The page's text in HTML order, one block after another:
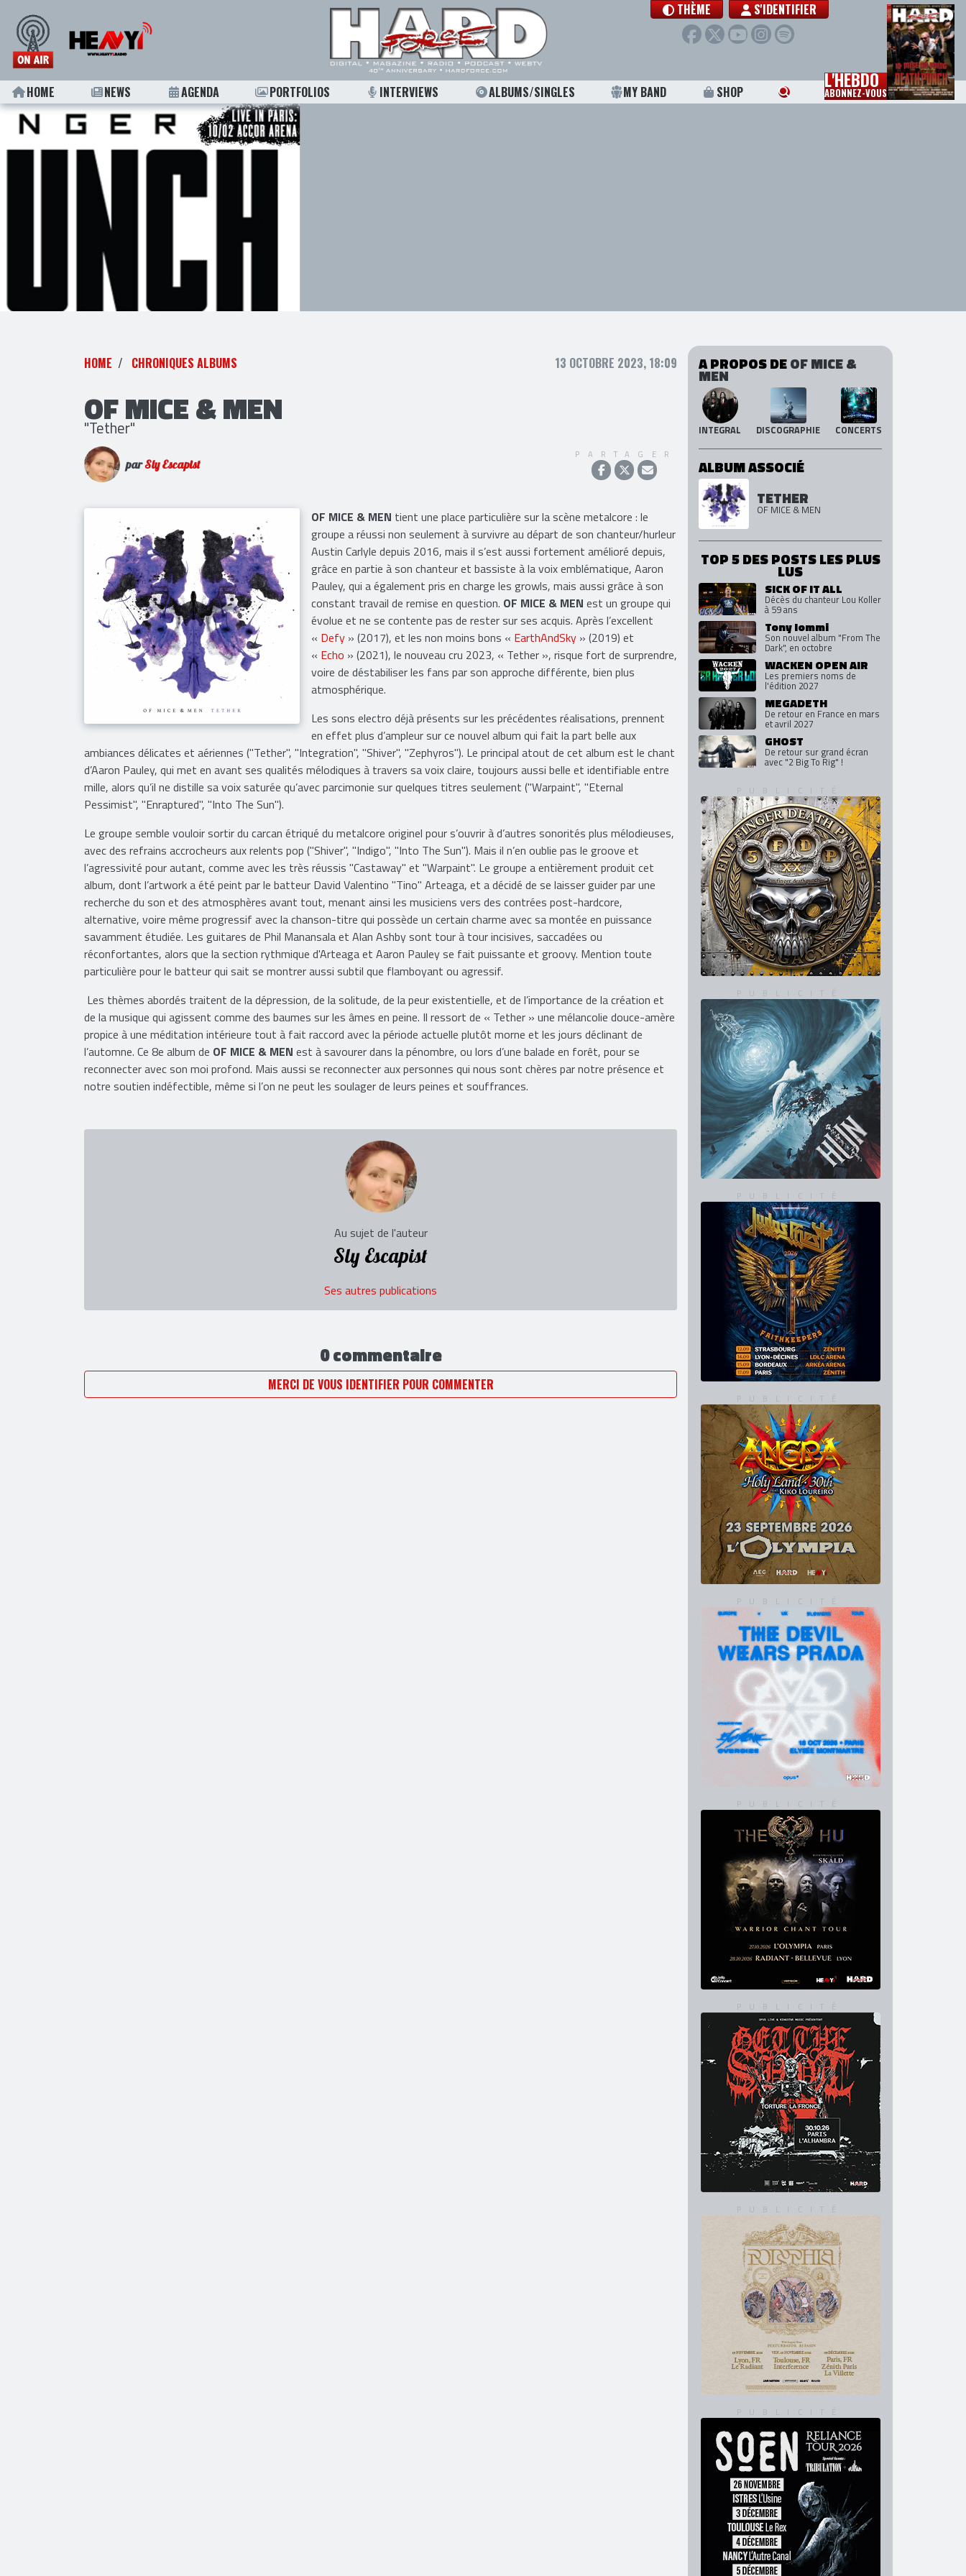
THÈME S'IDENTIFIER
HOME NEWS AGENDA PORTFOLIOS INTERVIEWS ALBUMS/SINGLES MY BAND SHOP L'HEBDO
ABONNEZ-VOUS
HOME CHRONIQUES ALBUMS 13 OCTOBRE 2023, 18:09
OF MICE & MEN
"Tether"
parSly Escapist
PARTAGER
OF MICE & MEN tient une place particulière sur la scène metalcore : le
groupe a réussi non seulement à survivre au départ de son chanteur/hurleur
Austin Carlyle depuis 2016, mais il s’est aussi fortement amélioré depuis,
grâce en partie à son chanteur et bassiste à la voix emblématique, Aaron
Pauley, qui a également pris en charge les growls, mais aussi grâce à son
constant travail de remise en question. OF MICE & MEN est un groupe qui
évolue et ne se contente pas de rester sur ses acquis. Après l’excellent
« Defy » (2017), et les non moins bons « EarthAndSky » (2019) et
« Echo » (2021), le nouveau cru 2023, « Tether », risque fort de surprendre,
voire de déstabiliser les fans par son approche différente, bien plus
atmosphérique.
Les sons electro déjà présents sur les précédentes réalisations, prennent
en effet plus d’ampleur sur ce nouvel album qui fait la part belle aux
ambiances délicates et aériennes ("Tether", "Integration", "Shiver", "Zephyros"). Le principal atout de cet album est le chant
d’Aaron Pauley, qui met en avant ses qualités mélodiques à travers sa voix claire, toujours aussi belle et identifiable entre
mille, alors qu’il ne distille sa voix saturée qu’avec parcimonie sur quelques titres seulement ("Warpaint", "Eternal
Pessimist", "Enraptured", "Into The Sun").
Le groupe semble vouloir sortir du carcan étriqué du metalcore originel pour s’ouvrir à d’autres sonorités plus mélodieuses,
avec des refrains accrocheurs aux relents pop ("Shiver", "Indigo", "Into The Sun"). Mais il n’en oublie pas le groove et
l’agressivité pour autant, comme avec les très réussis "Castaway" et "Warpaint". Le groupe a entièrement produit cet
album, dont l’artwork a été peint par le batteur David Valentino "Tino" Arteaga, et a décidé de se laisser guider par une
recherche du son et des atmosphères avant tout, menant ainsi les musiciens vers des contrées post-hardcore,
alternative, voire même progressif avec la chanson-titre qui possède un certain charme avec sa montée en puissance
savamment étudiée. Les guitares de Phil Manansala et Alan Ashby sont tour à tour incisives, saccadées ou
réconfortantes, alors que la section rythmique d'Arteaga et Aaron Pauley se fait puissante et groovy. Mention toute
particulière pour le batteur qui sait se montrer aussi subtil que flamboyant ou agressif.
Les thèmes abordés traitent de la dépression, de la solitude, de la peur existentielle, et de l’importance de la création et
de la musique qui agissent comme des baumes sur les âmes en peine. Il ressort de « Tether » une mélancolie douce-amère
propice à une méditation intérieure tout à fait raccord avec la période actuelle plutôt morne et les jours déclinant de
l’automne. Ce 8e album de OF MICE & MEN est à savourer dans la pénombre, ou lors d’une balade en forêt, pour se
reconnecter avec son moi profond. Mais aussi se reconnecter aux personnes qui nous sont chères par notre présence et
notre soutien indéfectible, même si l’on ne peut les soulager de leurs peines et souffrances.
Au sujet de l'auteur
Sly Escapist
Ses autres publications
0 commentaire
MERCI DE VOUS IDENTIFIER POUR COMMENTER
A PROPOS DEOF MICE &
MEN
INTEGRAL DISCOGRAPHIE CONCERTS
ALBUM ASSOCIÉ
TETHER
OF MICE & MEN
TOP 5 DES POSTS LES PLUS
LUS
SICK OF IT ALL
Décès du chanteur Lou Koller
à 59 ans
Tony Iommi
Son nouvel album "From The
Dark", en octobre
WACKEN OPEN AIR
Les premiers noms de
l'édition 2027
MEGADETH
De retour en France en mars
et avril 2027
GHOST
De retour sur grand écran
avec "2 Big To Rig" !